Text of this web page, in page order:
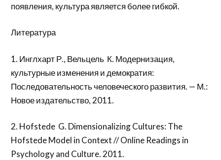
появления, культура является более гибкой.
Литература
1. Инглхарт Р., Вельцель К. Модернизация,
культурные изменения и демократия:
Последовательность человеческого развития. — М.:
Новое издательство, 2011.
2. Hofstede G. Dimensionalizing Cultures: The
Hofstede Model in Context // Online Readings in
Psychology and Culture. 2011.